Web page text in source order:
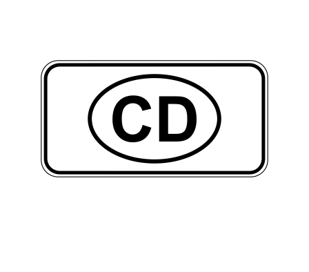
Поставщикам
Выдача продукции: